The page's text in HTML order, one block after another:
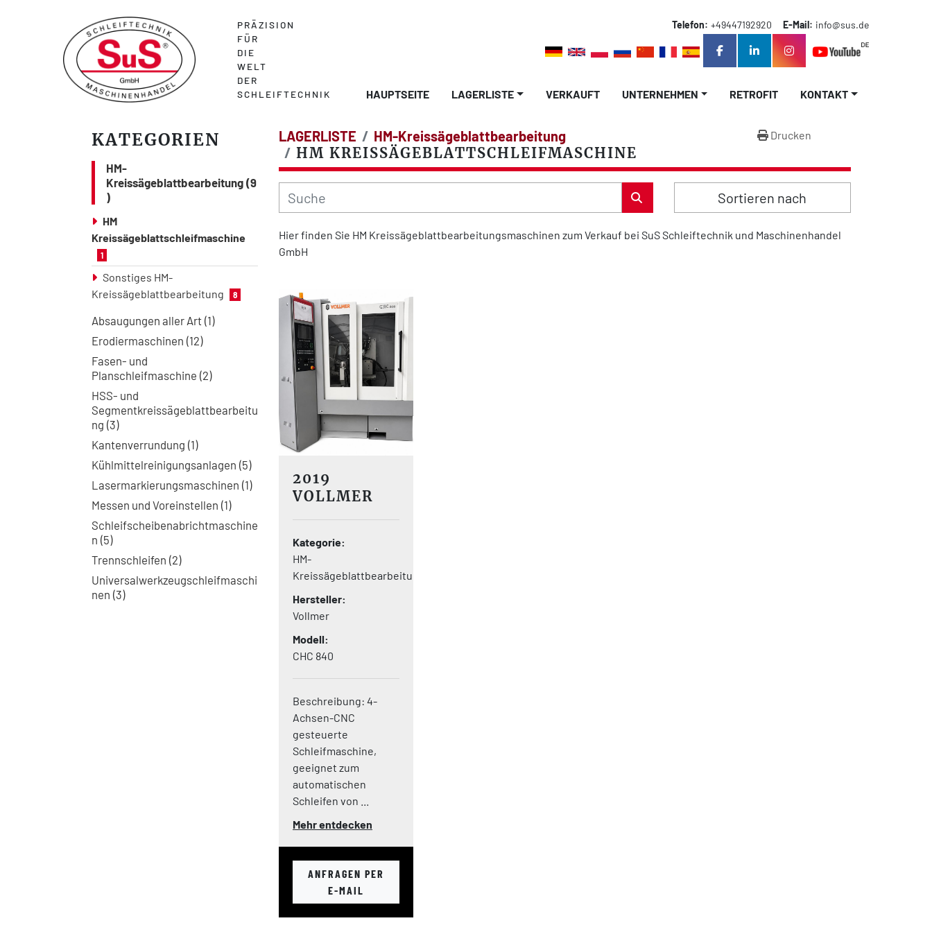
PRÄZISION
FÜR
DIE
WELT
DER
SCHLEIFTECHNIK
Telefon: +49447192920 E-Mail: info@sus.de
facebooklinkedininstagram
HAUPTSEITE LAGERLISTE VERKAUFT UNTERNEHMEN RETROFIT KONTAKT
KATEGORIEN
HM-
Kreissägeblattbearbeitung 9
HM
Kreissägeblattschleifmaschine
1
Sonstiges HM-
Kreissägeblattbearbeitung
8
Absaugungen aller Art 1
Erodiermaschinen 12
Fasen- und
Planschleifmaschine 2
HSS- und
Segmentkreissägeblattbearbeitu
ng 3
Kantenverrundung 1
Kühlmittelreinigungsanlagen 5
Lasermarkierungsmaschinen 1
Messen und Voreinstellen 1
Schleifscheibenabrichtmaschine
n 5
Trennschleifen 2
Universalwerkzeugschleifmaschi
nen 3
LAGERLISTE HM-Kreissägeblattbearbeitung
HM KREISSÄGEBLATTSCHLEIFMASCHINE
Drucken
Sortieren nach
Hier finden Sie HM Kreissägeblattbearbeitungsmaschinen zum Verkauf bei SuS Schleiftechnik und Maschinenhandel
GmbH
2019
VOLLMER
Kategorie
HM-
Kreissägeblattbearbeitung
Hersteller
Vollmer
Modell
CHC 840
Beschreibung: 4-
Achsen-CNC
gesteuerte
Schleifmaschine,
geeignet zum
automatischen
Schleifen von ...
Mehr entdecken
ANFRAGEN PER
E-MAIL